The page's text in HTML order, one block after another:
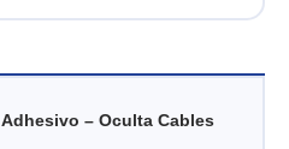
– Oculta Cables